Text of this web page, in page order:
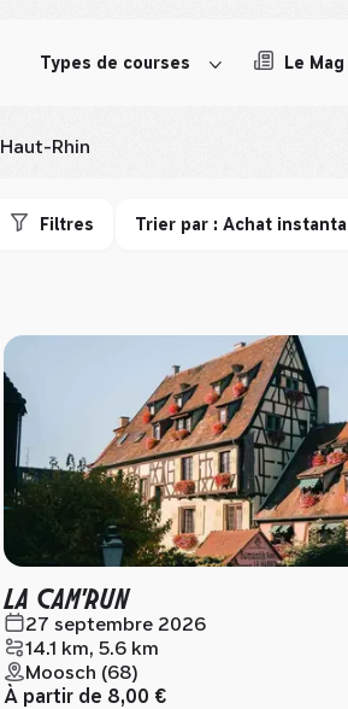
Types de courses Le Mag
Haut-Rhin
Filtres Trier par : Achat
LA CAM'RUN
27 septembre 2026
14.1 km, 5.6 km
Moosch (68)
À partir de 8,00 €